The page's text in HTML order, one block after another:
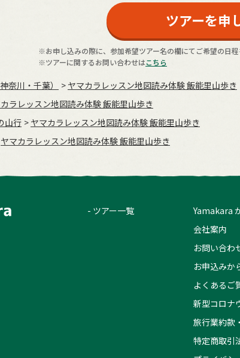
ツアーを申
※お申し込みの際に、参加希望ツアー名の欄にてご希望の日
※ツアーに関するお問い合わせはこちら
奈川・千葉）
ヤマカラレッスン地図読み体験 飯能里山歩き
ラレッスン地図読み体験 飯能里山歩き
山行
ヤマカラレッスン地図読み体験 飯能里山歩き
ヤマカラレッスン地図読み体験 飯能里山歩き
ツアー一覧
Yamakara
会社案内
お問い合わ
お申込みか
よくあるご
新型コロナ
旅行業約款
特定商取引